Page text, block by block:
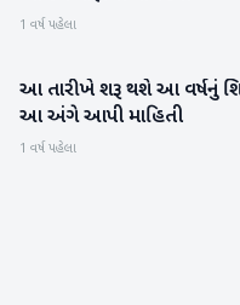
1 વર્ષ પહેલા
રાષ્ટ્રીય
આ તારીખે શરૂ થશે આ વર્ષનું
આ અંગે આપી માહિતી
1 વર્ષ પહેલા